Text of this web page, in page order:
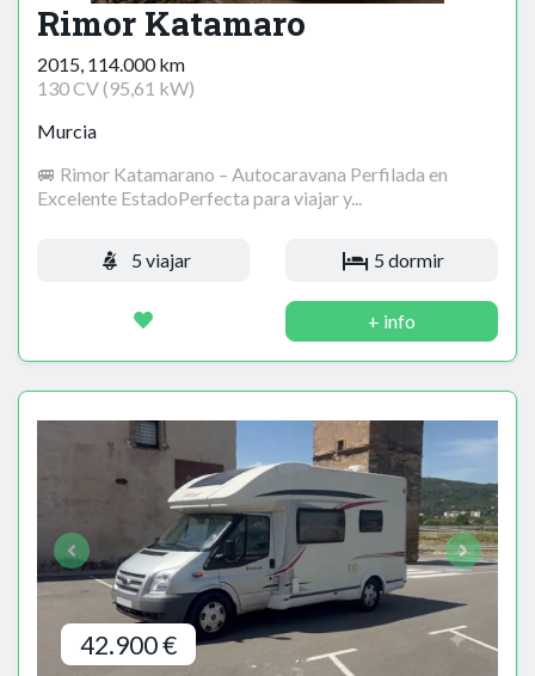
Rimor Katamaro
2015, 114.000 km
130 CV (95,61 kW)
Murcia
🚐 Rimor Katamarano – Autocaravana Perfilada en
Excelente EstadoPerfecta para viajar y...
5 viajar 5 dormir
+ info
42.900 €